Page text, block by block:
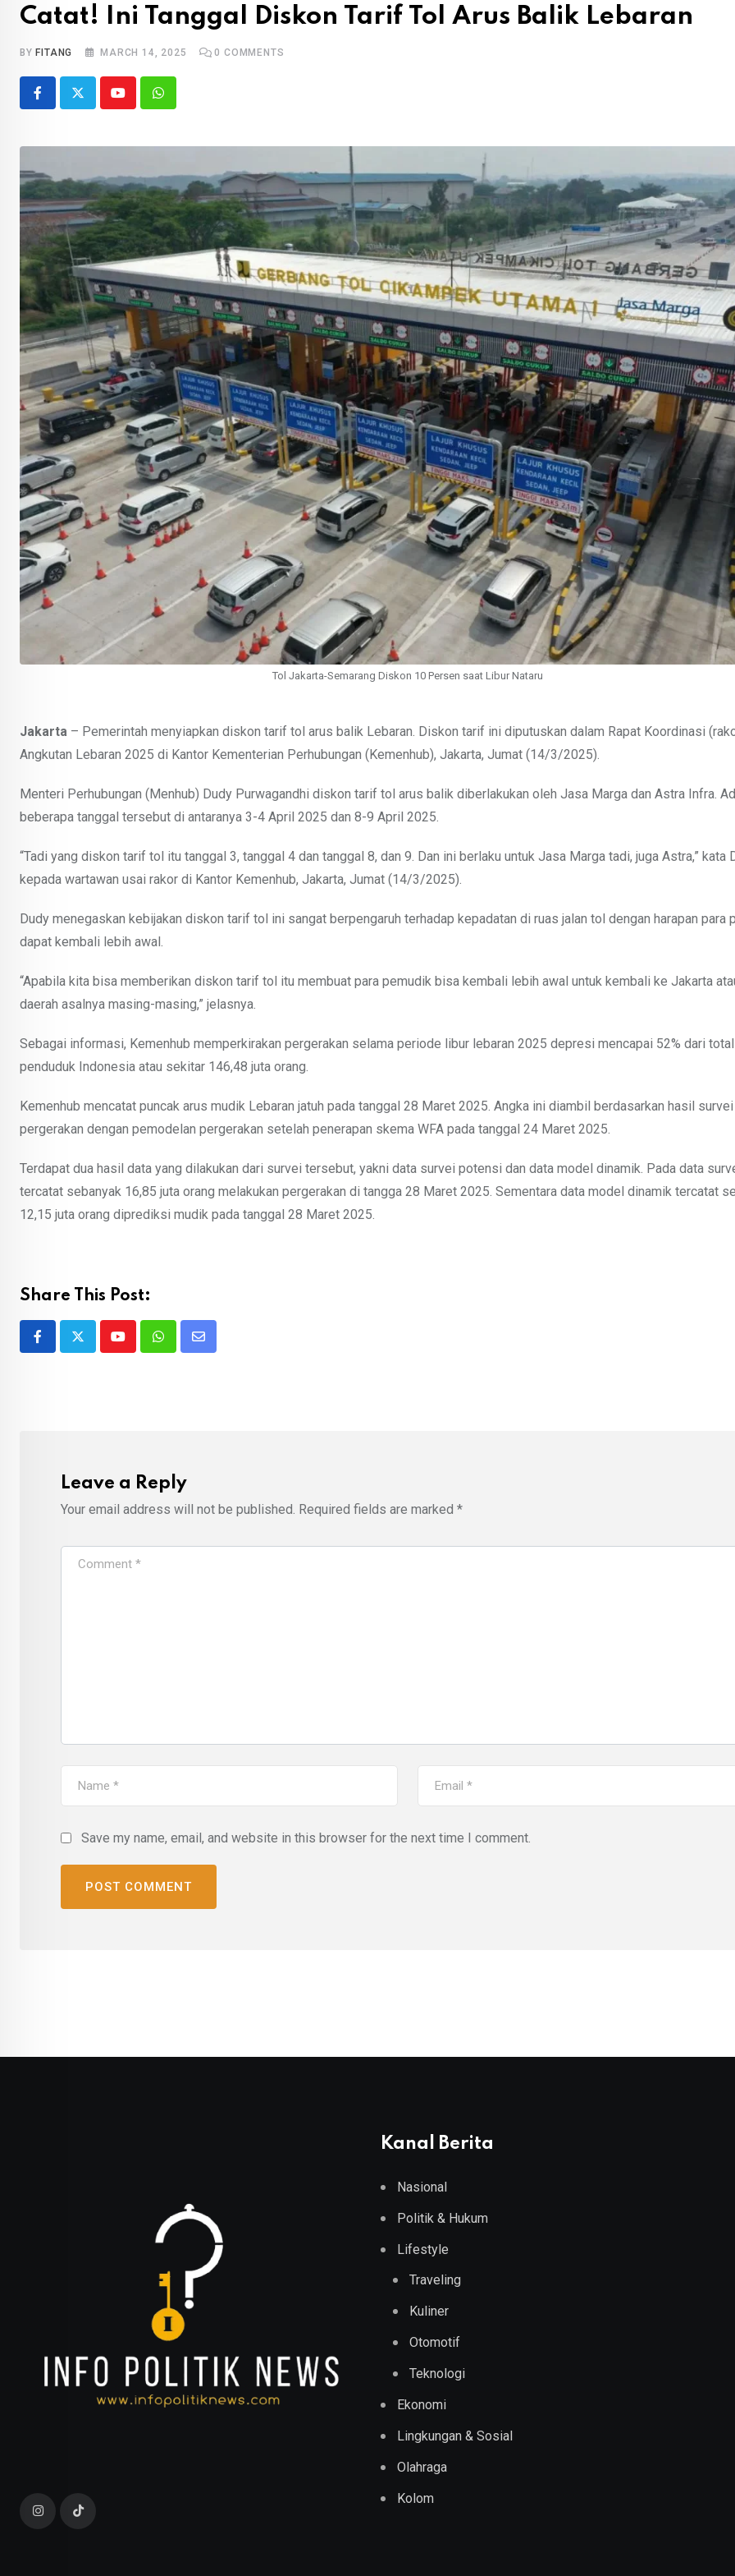
Catat! Ini Tanggal Diskon Tarif Tol Arus Balik Lebaran
BY FITANG MARCH 14, 2025 0 COMMENTS
YoutubeWhatsapp
Tol Jakarta-Semarang Diskon 10 Persen saat Libur Nataru
Jakarta – Pemerintah menyiapkan diskon tarif tol arus balik Lebaran. Diskon tarif ini diputuskan dalam Rapat Koordinasi
Angkutan Lebaran 2025 di Kantor Kementerian Perhubungan (Kemenhub), Jakarta, Jumat (14/3/2025).
Menteri Perhubungan (Menhub) Dudy Purwagandhi diskon tarif tol arus balik diberlakukan oleh Jasa Marga dan Astra Infra.
beberapa tanggal tersebut di antaranya 3-4 April 2025 dan 8-9 April 2025.
“Tadi yang diskon tarif tol itu tanggal 3, tanggal 4 dan tanggal 8, dan 9. Dan ini berlaku untuk Jasa Marga tadi, juga Astra,” kata
kepada wartawan usai rakor di Kantor Kemenhub, Jakarta, Jumat (14/3/2025).
Dudy menegaskan kebijakan diskon tarif tol ini sangat berpengaruh terhadap kepadatan di ruas jalan tol dengan harapan para
dapat kembali lebih awal.
“Apabila kita bisa memberikan diskon tarif tol itu membuat para pemudik bisa kembali lebih awal untuk kembali ke Jakarta
daerah asalnya masing-masing,” jelasnya.
Sebagai informasi, Kemenhub memperkirakan pergerakan selama periode libur lebaran 2025 depresi mencapai 52% dari
penduduk Indonesia atau sekitar 146,48 juta orang.
Kemenhub mencatat puncak arus mudik Lebaran jatuh pada tanggal 28 Maret 2025. Angka ini diambil berdasarkan hasil
pergerakan dengan pemodelan pergerakan setelah penerapan skema WFA pada tanggal 24 Maret 2025.
Terdapat dua hasil data yang dilakukan dari survei tersebut, yakni data survei potensi dan data model dinamik. Pada data
tercatat sebanyak 16,85 juta orang melakukan pergerakan di tangga 28 Maret 2025. Sementara data model dinamik tercatat
12,15 juta orang diprediksi mudik pada tanggal 28 Maret 2025.
Share This Post:
YoutubeWhatsappShare
Leave a Reply
Your email address will not be published. Required fields are marked *
Save my name, email, and website in this browser for the next time I comment.
Kanal Berita
Nasional
Politik & Hukum
Lifestyle
Traveling
Kuliner
Otomotif
Teknologi
Ekonomi
Lingkungan & Sosial
Olahraga
Kolom